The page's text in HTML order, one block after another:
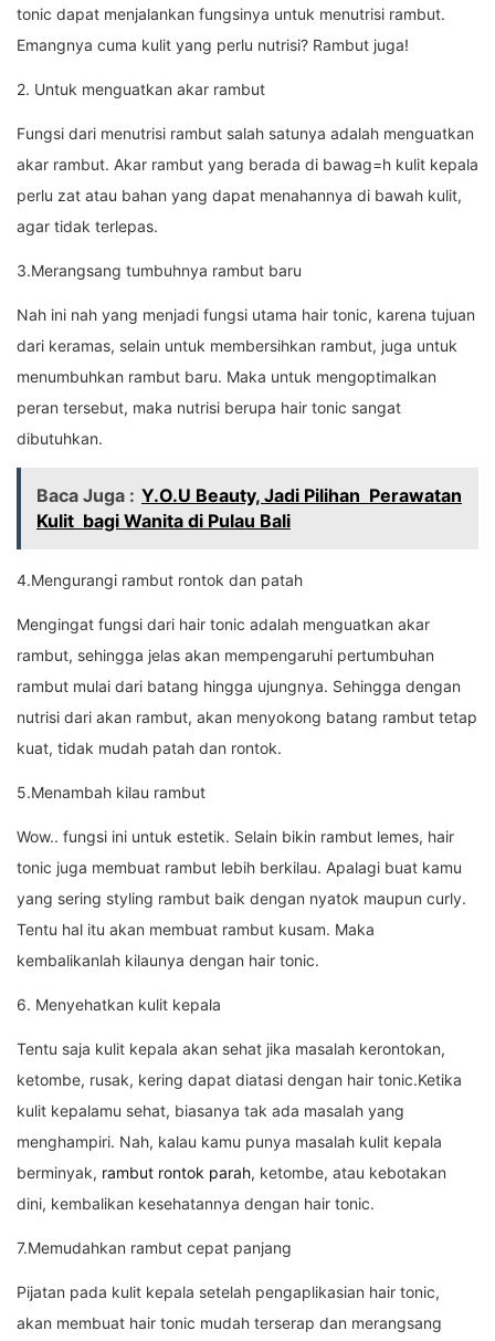
tonic dapat menjalankan fungsinya untuk menutrisi rambut.
Emangnya cuma kulit yang perlu nutrisi? Rambut juga!
2. Untuk menguatkan akar rambut
Fungsi dari menutrisi rambut salah satunya adalah menguatkan
akar rambut. Akar rambut yang berada di bawag=h kulit kepala
perlu zat atau bahan yang dapat menahannya di bawah kulit,
agar tidak terlepas.
3.Merangsang tumbuhnya rambut baru
Nah ini nah yang menjadi fungsi utama hair tonic, karena tujuan
dari keramas, selain untuk membersihkan rambut, juga untuk
menumbuhkan rambut baru. Maka untuk mengoptimalkan
peran tersebut, maka nutrisi berupa hair tonic sangat
dibutuhkan.
Baca Juga : Y.O.U Beauty, Jadi Pilihan Perawatan
Kulit bagi Wanita di Pulau Bali
4.Mengurangi rambut rontok dan patah
Mengingat fungsi dari hair tonic adalah menguatkan akar
rambut, sehingga jelas akan mempengaruhi pertumbuhan
rambut mulai dari batang hingga ujungnya. Sehingga dengan
nutrisi dari akan rambut, akan menyokong batang rambut tetap
kuat, tidak mudah patah dan rontok.
5.Menambah kilau rambut
Wow.. fungsi ini untuk estetik. Selain bikin rambut lemes, hair
tonic juga membuat rambut lebih berkilau. Apalagi buat kamu
yang sering styling rambut baik dengan nyatok maupun curly.
Tentu hal itu akan membuat rambut kusam. Maka
kembalikanlah kilaunya dengan hair tonic.
6. Menyehatkan kulit kepala
Tentu saja kulit kepala akan sehat jika masalah kerontokan,
ketombe, rusak, kering dapat diatasi dengan hair tonic.Ketika
kulit kepalamu sehat, biasanya tak ada masalah yang
menghampiri. Nah, kalau kamu punya masalah kulit kepala
berminyak, rambut rontok parah, ketombe, atau kebotakan
dini, kembalikan kesehatannya dengan hair tonic.
7.Memudahkan rambut cepat panjang
Pijatan pada kulit kepala setelah pengaplikasian hair tonic,
akan membuat hair tonic mudah terserap dan merangsang